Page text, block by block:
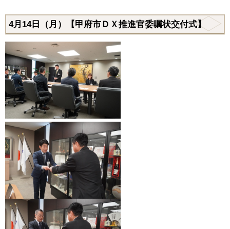
4月14日（月）【甲府市ＤＸ推進官委嘱状交付式】